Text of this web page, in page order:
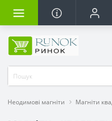
Неодимові магніти Магніти